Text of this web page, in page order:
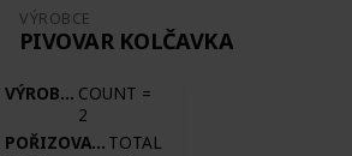
VÝROBCE
PIVOVAR KOLČAVKA
VÝROBCE COUNT =
2
POŘIZOVACÍ TOTAL